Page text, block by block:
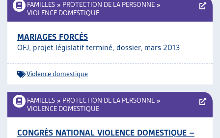
FAMILLES » PROTECTION DE LA PERSONNE »
VIOLENCE DOMESTIQUE
MARIAGES FORCÉS
OFJ, projet législatif terminé, dossier, mars 2013
Violence domestique
FAMILLES » PROTECTION DE LA PERSONNE »
VIOLENCE DOMESTIQUE
CONGRÈS NATIONAL VIOLENCE DOMESTIQUE –